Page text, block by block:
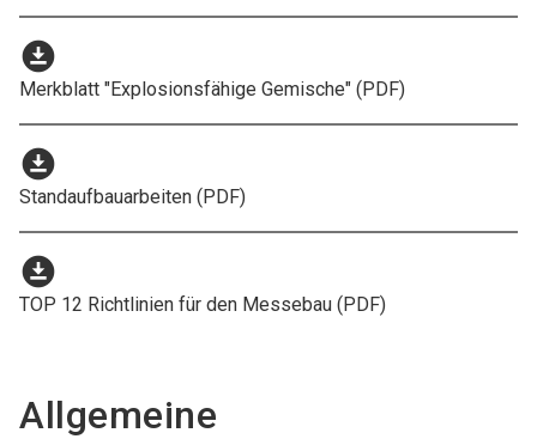
download_for_offline
Merkblatt "Explosionsfähige Gemische" (PDF)
download_for_offline
Standaufbauarbeiten (PDF)
download_for_offline
TOP 12 Richtlinien für den Messebau (PDF)
Allgemeine